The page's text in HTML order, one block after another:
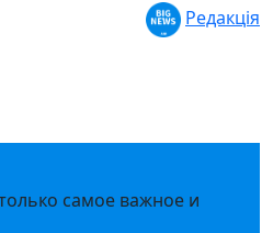
Редакція
самое важное и